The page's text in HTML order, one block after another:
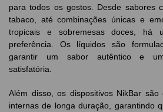
para todos os gostos. Desde sabores
tabaco, até combinações únicas e
tropicais e sobremesas doces, há
preferência. Os líquidos são
garantir um sabor autêntico e
satisfatória.
Além disso, os dispositivos NikBar são
internas de longa duração, garantindo